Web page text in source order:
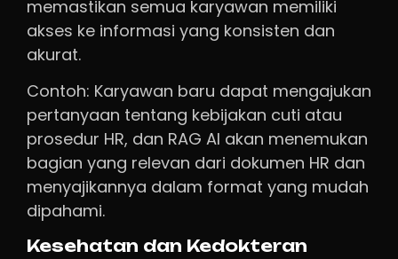
memastikan semua karyawan memiliki
akses ke informasi yang konsisten dan
akurat.
Contoh: Karyawan baru dapat mengajukan
pertanyaan tentang kebijakan cuti atau
prosedur HR, dan RAG AI akan menemukan
bagian yang relevan dari dokumen HR dan
menyajikannya dalam format yang mudah
dipahami.
Kesehatan dan Kedokteran